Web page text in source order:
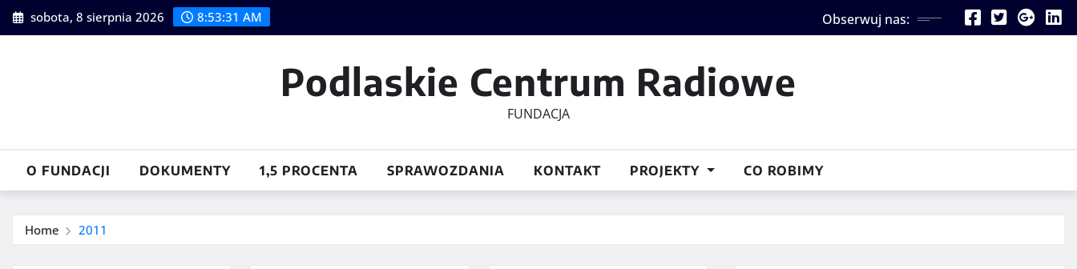
Skip
to
sobota, 8 sierpnia 2026 8:53:32 AM Obserwuj nas:
Podlaskie Centrum Radiowe
FUNDACJA
O FUNDACJI DOKUMENTY 1,5 PROCENTA SPRAWOZDANIA KONTAKT PROJEKTY CO ROBIMY
Home 2011